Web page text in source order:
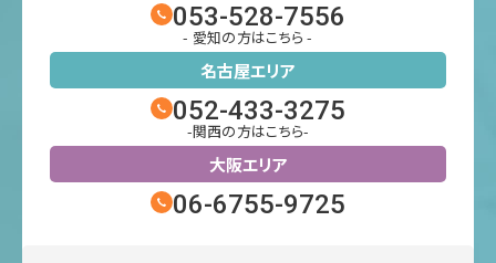
053-528-7556
- 愛知の方はこちら -
名古屋エリア
052-433-3275
-関西の方はこちら-
大阪エリア
06-6755-9725